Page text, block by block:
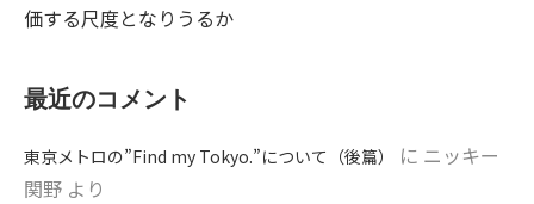
価する尺度となりうるか
最近のコメント
東京メトロの”Find my Tokyo.”について（後篇） に ニッキー
関野 より